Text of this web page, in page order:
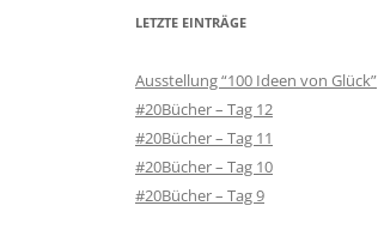
LETZTE EINTRÄGE
Ausstellung “100 Ideen von Glück”
#20Bücher – Tag 12
#20Bücher – Tag 11
#20Bücher – Tag 10
#20Bücher – Tag 9